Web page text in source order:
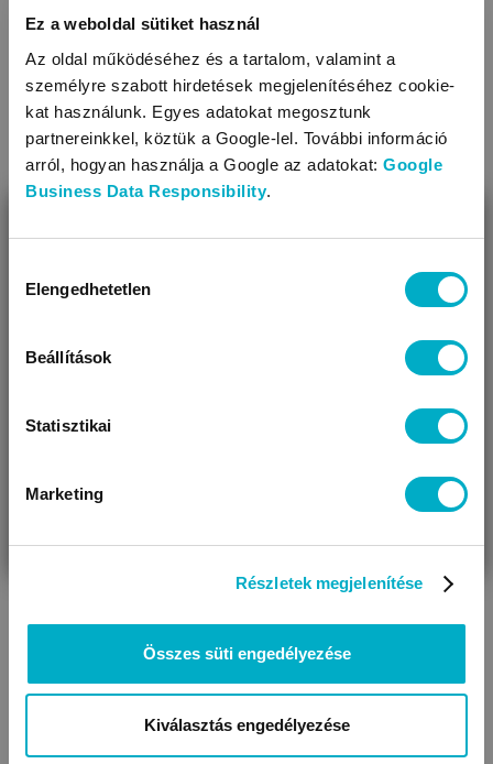
Ez a weboldal sütiket használ
Az oldal működéséhez és a tartalom, valamint a
személyre szabott hirdetések megjelenítéséhez cookie-
kat használunk. Egyes adatokat megosztunk
partnereinkkel, köztük a Google-lel. További információ
arról, hogyan használja a Google az adatokat: Google
Business Data Responsibility.
kiválasztása
Elengedhetetlen
Beállítások
Statisztikai
Marketing
Részletek megjelenítése
Összes süti engedélyezése
Kiválasztás engedélyezése
KAPCSOLÓDÓ KATEGÓRIÁK
Úgy látjuk, most jársz nálunk először!
VÁRANDÓS
AJÁNDÉKOT